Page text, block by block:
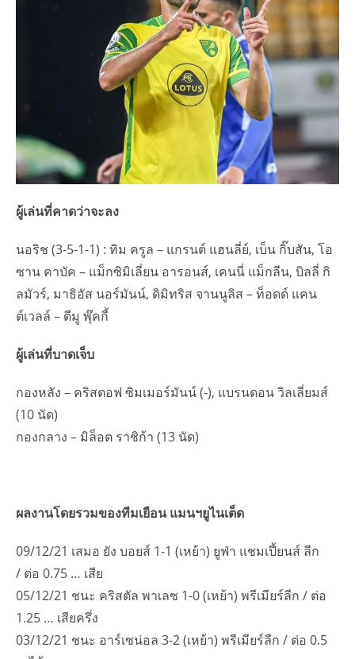
ผู้เล่นที่คาดว่าจะลง
นอริช (3-5-1-1) : ทิม ครูล – แกรนต์ แฮนลี่ย์, เบ็น กิ๊บสัน, โอ
ซาน คาบัค – แม็กซิมิเลี่ยน อารอนส์, เคนนี่ แม็กลีน, บิลลี่ กิ
ลมัวร์, มาธิอัส นอร์มันน์, ดิมิทริส จานนูลิส – ท็อดด์ แคน
ต์เวลล์ – ตีมู พุ๊คกี้
ผู้เล่นที่บาดเจ็บ
กองหลัง – คริสตอฟ ซิมเมอร์มันน์ (-), แบรนดอน วิลเลี่ยมส์
(10 นัด)
กองกลาง – มิล็อต ราชิก้า (13 นัด)
ผลงานโดยรวมของทีมเยือน แมนฯยูไนเต็ด
09/12/21 เสมอ ยัง บอยส์ 1-1 (เหย้า) ยูฟ่า แชมเปี้ยนส์ ลีก
/ ต่อ 0.75 … เสีย
05/12/21 ชนะ คริสตัล พาเลซ 1-0 (เหย้า) พรีเมียร์ลีก / ต่อ
1.25 … เสียครึ่ง
03/12/21 ชนะ อาร์เซน่อล 3-2 (เหย้า) พรีเมียร์ลีก / ต่อ 0.5